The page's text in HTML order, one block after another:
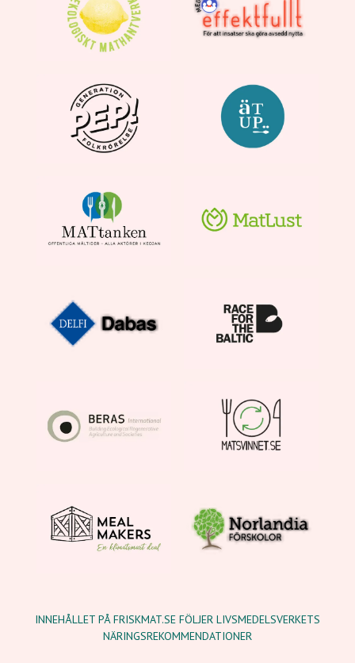
INNEHÅLLET PÅ FRISKMAT.SE FÖLJER LIVSMEDELSVERKETS
NÄRINGSREKOMMENDATIONER